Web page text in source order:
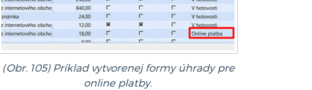
(Obr. 105) Príklad vytvorenej formy úhrady pre
online platby.